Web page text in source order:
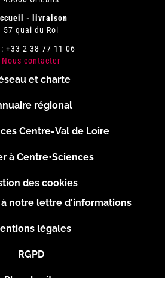
- livraison
57 quai du Roi
+33 2 38 77 11 06
Nous contacter
et charte
régional
Centre-Val de Loire
à Centre•Sciences
des cookies
notre lettre d'informations
légales
RGPD
Plan du site